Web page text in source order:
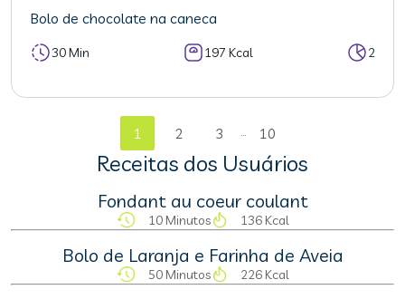
Bolo de chocolate na caneca
30 Min 197 Kcal 2
1 2 3 ... 10
Receitas dos Usuários
Fondant au coeur coulant
10 Minutos 136 Kcal
Bolo de Laranja e Farinha de Aveia
50 Minutos 226 Kcal